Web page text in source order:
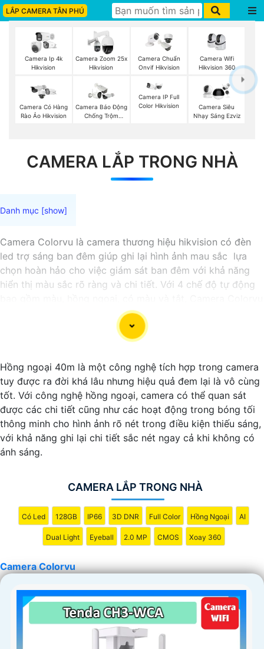
LẮP CAMERA TÂN PHÚ
Camera Ip 4k
Hikvision
Camera Zoom 25x
Hikvision
Camera Chuẩn
Onvif Hikvision
Camera Wifi
Hikvision 360
Camera Có Hàng
Rào Ảo Hikvision
Camera Báo Động
Chống Trộm
Camera IP Full
Color Hikvision
Camera Siêu
Nhạy Sáng Ezviz
CAMERA LẮP TRONG NHÀ
Camera Colorvu là camera thương hiệu hikvision có đèn
led trợ sáng ban đêm giúp ghi lại hình ảnh mau sắc lựa
chọn hoàn hảo cho việc giám sát ban đêm với khả năng
hiển thị màu sắc rõ ràng và chi tiết. Với 4 chế độ tự động
Hoàn toàn tin cậy cho bạn khả năng quan sát linh hoạt và
chất lượng hình ảnh tốt nhất. Tầm xa hồng ngoại và ánh
sáng trắng lên đến 30m giúp camera hoạt động hiệu quả
Hồng ngoại 40m là một công nghệ tích hợp trong camera
tuy được ra đời khá lâu nhưng hiệu quả đem lại là vô cùng
tốt. Với công nghệ hồng ngoại, camera có thể quan sát
được các chi tiết cũng như các hoạt động trong bóng tối
thông minh cho hình ảnh rõ nét trong điều kiện thiếu sáng,
với khả năng ghi lại chi tiết sắc nét ngay cả khi không có
ánh sáng.
CAMERA LẮP TRONG NHÀ
Có Led 128GB IP66 3D DNR Full Color Hồng Ngoại AI
Dual Light Eyeball 2.0 MP CMOS Xoay 360
Camera Colorvu